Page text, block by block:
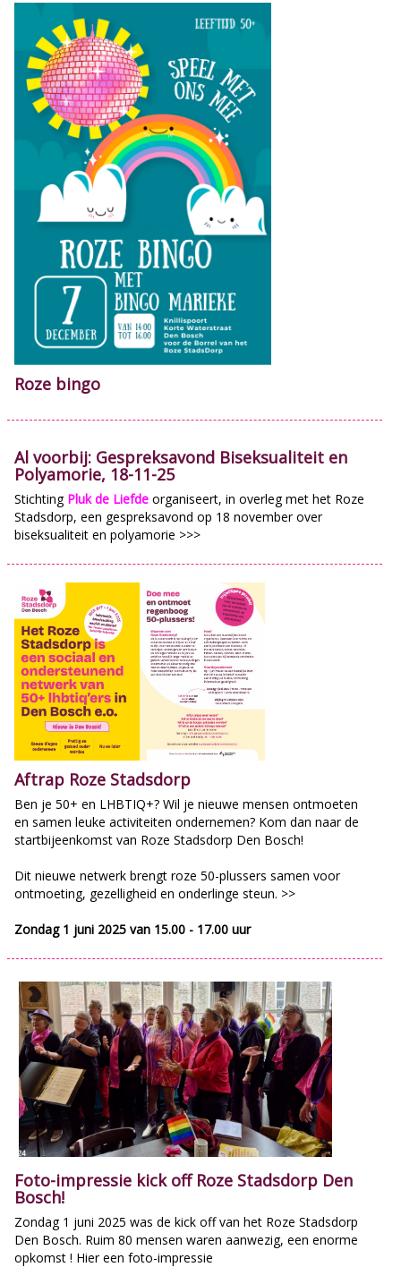
Roze bingo
Al voorbij: Gespreksavond Biseksualiteit en
Polyamorie, 18-11-25
Stichting Pluk de Liefde organiseert, in overleg met het Roze
Stadsdorp, een gespreksavond op 18 november over
biseksualiteit en polyamorie >>>
Aftrap Roze Stadsdorp
Ben je 50+ en LHBTIQ+? Wil je nieuwe mensen ontmoeten
en samen leuke activiteiten ondernemen? Kom dan naar de
startbijeenkomst van Roze Stadsdorp Den Bosch!
Dit nieuwe netwerk brengt roze 50-plussers samen voor
ontmoeting, gezelligheid en onderlinge steun. >>
Zondag 1 juni 2025 van 15.00 - 17.00 uur
Foto-impressie kick off Roze Stadsdorp Den
Bosch!
Zondag 1 juni 2025 was de kick off van het Roze Stadsdorp
Den Bosch. Ruim 80 mensen waren aanwezig, een enorme
opkomst ! Hier een foto-impressie